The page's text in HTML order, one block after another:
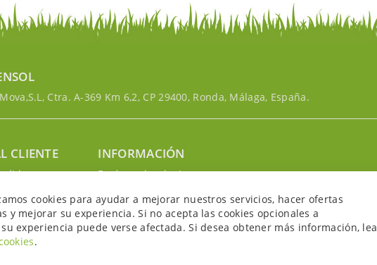
Ctra. A-369 Km 6,2, CP 29400, Ronda, Málaga, España.
CLIENTE INFORMACIÓN
Envíos y devoluciones
Política de cookies
Aviso legal y condiciones
cookies para ayudar a mejorar nuestros servicios, hacer ofertas
y mejorar su experiencia. Si no acepta las cookies opcionales a
experiencia puede verse afectada. Si desea obtener más información, lea
.